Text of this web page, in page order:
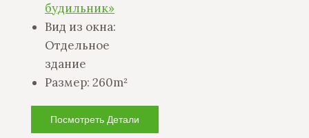
будильник»
Вид из окна:
Отдельное
здание
Размер: 260m²
Посмотреть Детали